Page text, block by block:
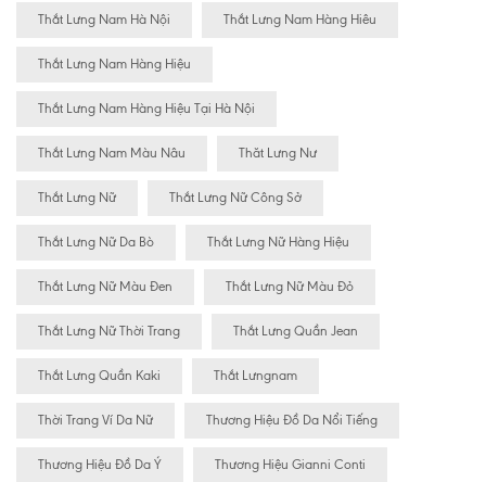
Thắt Lưng Nam Hà Nội Thắt Lưng Nam Hàng Hiêu
Thắt Lưng Nam Hàng Hiệu
Thắt Lưng Nam Hàng Hiệu Tại Hà Nội
Thắt Lưng Nam Màu Nâu Thăt Lưng Nư
Thắt Lưng Nữ Thắt Lưng Nữ Công Sở
Thắt Lưng Nữ Da Bò Thắt Lưng Nữ Hàng Hiệu
Thắt Lưng Nữ Màu Đen Thắt Lưng Nữ Màu Đỏ
Thắt Lưng Nữ Thời Trang Thắt Lưng Quần Jean
Thắt Lưng Quần Kaki Thắt Lưngnam
Thời Trang Ví Da Nữ Thương Hiệu Đồ Da Nổi Tiếng
Thương Hiệu Đồ Da Ý Thương Hiệu Gianni Conti